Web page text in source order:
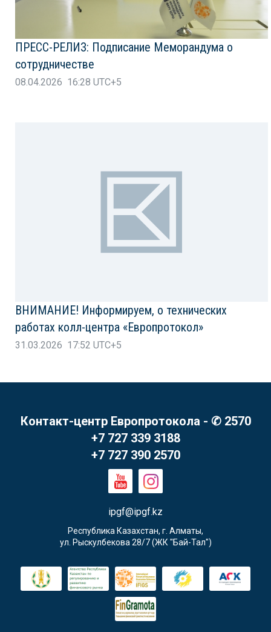
ПРЕСС-РЕЛИЗ: Подписание Меморандума о
сотрудничестве
08.04.2026 16:28 UTC+5
ВНИМАНИЕ! Информируем, о технических
работах колл-центра «Европротокол»
31.03.2026 17:52 UTC+5
Контакт-центр Европротокола - ✆ 2570
+7 727 339 3188
+7 727 390 2570
ipgf@ipgf.kz
Республика Казахстан, г. Алматы,
ул. Рыскулбекова 28/7 (ЖК "Бай-Тал")